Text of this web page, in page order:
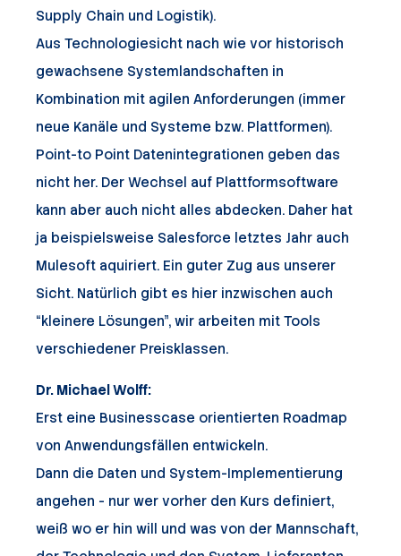
Supply Chain und Logistik).
Aus Technologiesicht nach wie vor historisch
gewachsene Systemlandschaften in
Kombination mit agilen Anforderungen (immer
neue Kanäle und Systeme bzw. Plattformen).
Point-to Point Datenintegrationen geben das
nicht her. Der Wechsel auf Plattformsoftware
kann aber auch nicht alles abdecken. Daher hat
ja beispielsweise Salesforce letztes Jahr auch
Mulesoft aquiriert. Ein guter Zug aus unserer
Sicht. Natürlich gibt es hier inzwischen auch
“kleinere Lösungen”, wir arbeiten mit Tools
verschiedener Preisklassen.
Dr. Michael Wolff:
Erst eine Businesscase orientierten Roadmap
von Anwendungsfällen entwickeln.
Dann die Daten und System-Implementierung
angehen - nur wer vorher den Kurs definiert,
weiß wo er hin will und was von der Mannschaft,